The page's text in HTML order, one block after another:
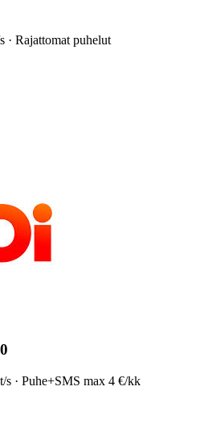
· Rajattomat puhelut
s · Puhe+SMS max 4 €/kk